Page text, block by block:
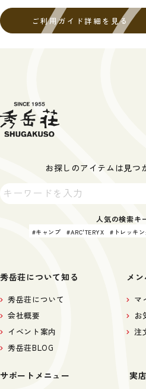
ご利用ガイド詳細を見る
お探しのアイテムは見つ
人気の検索キ
キャンプ ARC'TERYX トレッキ
秀岳荘について知る
秀岳荘について
会社概要
イベント案内
秀岳荘BLOG
メ
マ
お
注
サポートメニュー 実